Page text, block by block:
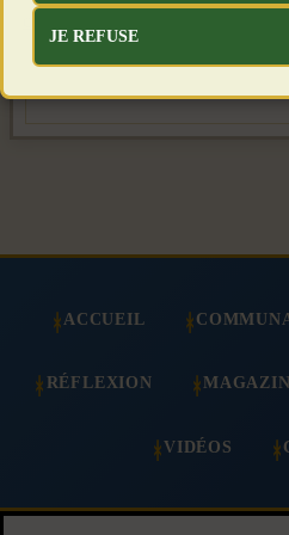
ACCUEIL
RÉFLEXION
VIDÉOS
JE REFUSE